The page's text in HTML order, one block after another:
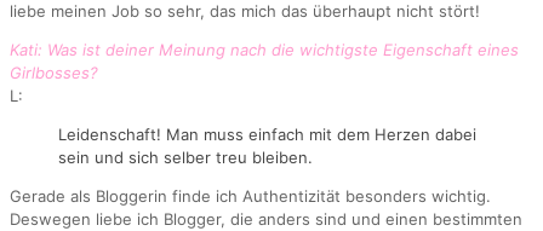
liebe meinen Job so sehr, das mich das überhaupt nicht stört!
Kati: Was ist deiner Meinung nach die wichtigste Eigenschaft eines
Girlbosses?
L:
Leidenschaft! Man muss einfach mit dem Herzen dabei
sein und sich selber treu bleiben.
Gerade als Bloggerin finde ich Authentizität besonders wichtig.
Deswegen liebe ich Blogger, die anders sind und einen bestimmten